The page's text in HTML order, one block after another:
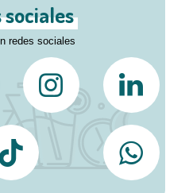
sociales
redes sociales